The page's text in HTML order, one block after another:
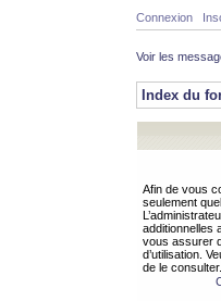
Connexion
Voir les
Index du
Afin de vous
seulement
additionnelles
vous assurer
d’utilisation.
de le consulter.